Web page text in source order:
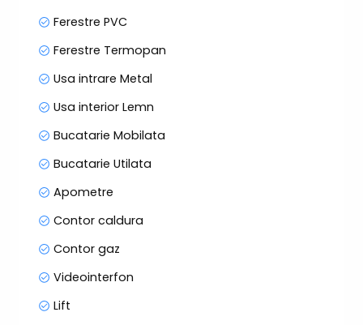
Ferestre PVC
Ferestre Termopan
Usa intrare Metal
Usa interior Lemn
Bucatarie Mobilata
Bucatarie Utilata
Apometre
Contor caldura
Contor gaz
Videointerfon
Lift